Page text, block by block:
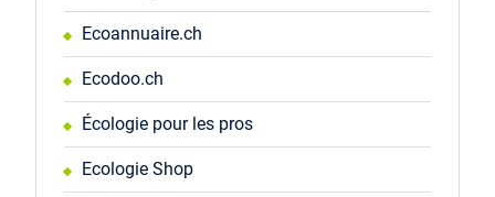
Ecoannuaire.ch
Ecodoo.ch
Écologie pour les pros
Ecologie Shop